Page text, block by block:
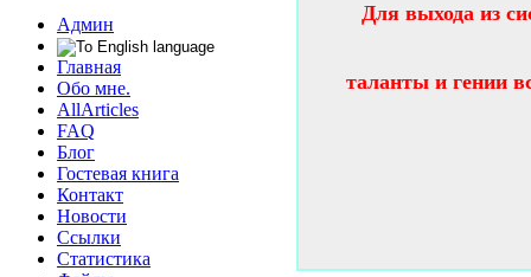
Админ
Главная
Обо мне.
AllArticles
FAQ
Блог
Гостевая книга
Контакт
Новости
Ссылки
Статистика
Для выхода из
таланты и гении